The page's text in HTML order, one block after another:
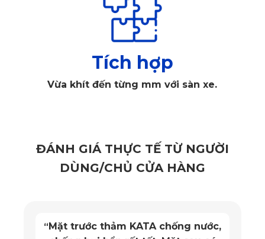
Thảm lót sàn Volkswagen Tiguan vị trí ghế lái
Bởi những tính năng vượt trội mà PVC cao cấp mang lại,
toàn đối với người sử dụng. Chất liệu được chứng nhận an
Tích hợp
Vừa khít đến từng mm với sàn xe.
ĐÁNH GIÁ THỰC TẾ TỪ NGƯỜI
DÙNG/CHỦ CỬA HÀNG
“Mặt trước thảm KATA chống nước,